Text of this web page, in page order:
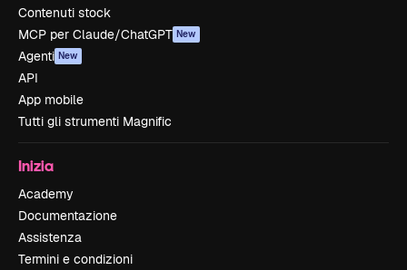
Contenuti stock
MCP per Claude/ChatGPT New
Agenti New
API
App mobile
Tutti gli strumenti Magnific
Inizia
Academy
Documentazione
Assistenza
Termini e condizioni